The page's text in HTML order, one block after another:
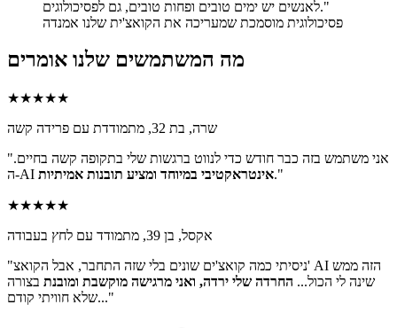
לאנשים יש ימים טובים ופחות טובים, גם לפסיכולוגים."
פסיכולוגית מוסמכת שמעריכה את הקואצ'ית שלנו אמנדה
מה המשתמשים שלנו אומרים
★★★★★
שרה, בת 32, מתמודדת עם פרידה קשה
"אני משתמש בזה כבר חודש כדי לנווט ברגשות שלי בתקופה קשה בחיים.
ה-AI אינטראקטיבי במיוחד ומציע תובנות אמיתיות."
★★★★★
אקסל, בן 39, מתמודד עם לחץ בעבודה
"ניסיתי כמה קואצ'ים שונים בלי שזה התחבר, אבל הקואצ' AI הזה ממש
שינה לי הכול... החרדה שלי ירדה, ואני מרגישה מוקשבת ומובנת בצורה
שלא חוויתי קודם..."